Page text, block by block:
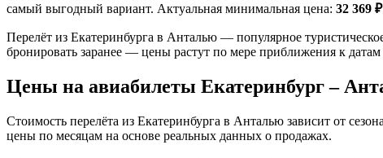
самый выгодный вариант. Актуальная минимальная цена: 32 369 ₽
Перелёт из Екатеринбурга в Анталью — популярное
бронировать заранее — цены растут по мере приближения к датам
Цены на авиабилеты Екатеринбург –
Стоимость перелёта из Екатеринбурга в Анталью зависит от
цены по месяцам на основе реальных данных о продажах.